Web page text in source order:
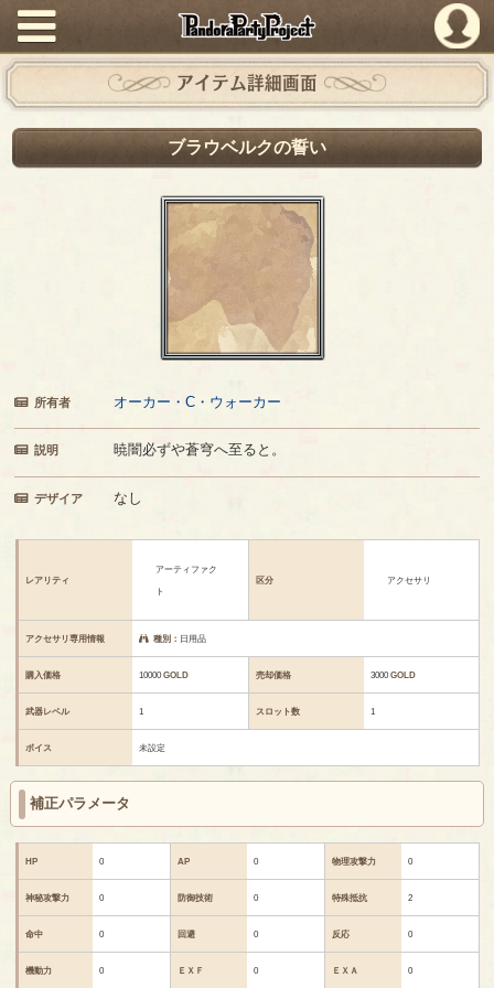
PandoraPartyProject
アイテム詳細画面
ブラウベルクの誓い
所有者 オーカー・C・ウォーカー
説明 暁闇必ずや蒼穹へ至ると。
デザイア なし
レアリティ
アーティファク
ト
区分 アクセサリ
アクセサリ専用情報 種別： 日用品
購入価格 10000GOLD 売却価格 3000GOLD
武器レベル 1 スロット数 1
ボイス 未設定
補正パラメータ
HP 0 AP 0 物理攻撃力 0
神秘攻撃力 0 防御技術 0 特殊抵抗 2
命中 0 回避 0 反応 0
機動力 0 ＥＸＦ 0 ＥＸＡ 0